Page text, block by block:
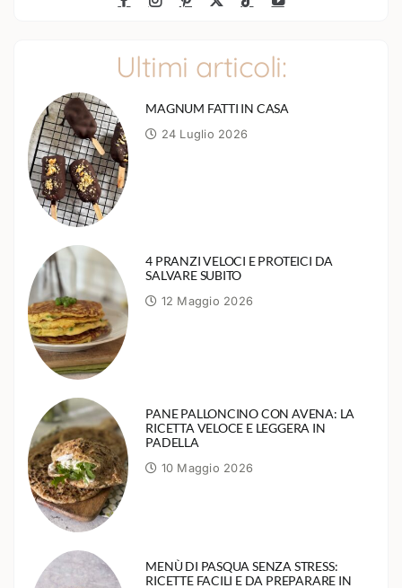
Ultimi articoli:
MAGNUM FATTI IN CASA
24 Luglio 2026
4 PRANZI VELOCI E PROTEICI DA
SALVARE SUBITO
12 Maggio 2026
PANE PALLONCINO CON AVENA: LA
RICETTA VELOCE E LEGGERA IN
PADELLA
10 Maggio 2026
MENÙ DI PASQUA SENZA STRESS:
RICETTE FACILI E DA PREPARARE IN